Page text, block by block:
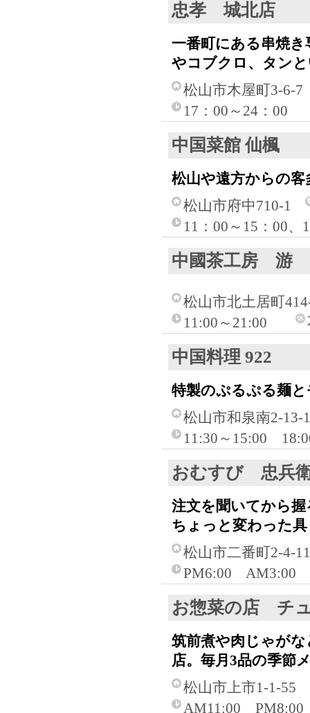
忠孝 城北店
一番町にある串焼
やコブクロ、タン
松山市木屋町3-6-7
17：00～24：00
中国菜館 仙楓
松山や遠方からの
松山市府中710-1
11：00～15：00
中國茶工房 游
松山市北土居町
11:00～21:00
中国料理 922
特製のぷるぷる麺
松山市和泉南2-
11:30～15:00
おむすび 忠兵
注文を聞いてから
ちょっと変わった
松山市二番町2-4-
PM6:00 AM3:00
お惣菜の店 チ
筑前煮や肉じゃが
店。毎月3品の季節
松山市上市1-1-55
AM11:00 PM8:00